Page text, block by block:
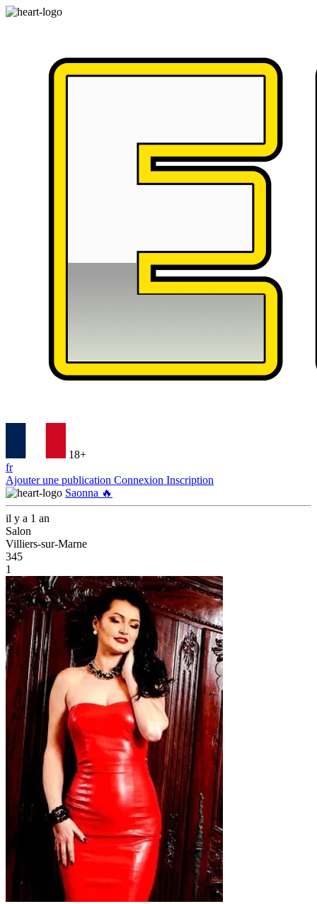
18+
fr
Ajouter une publication Connexion Inscription
Saonna 🔥
il y a 1 an
Salon
Villiers-sur-Marne
345
1